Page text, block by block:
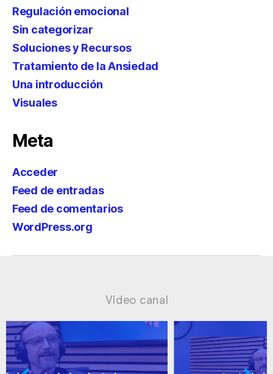
Regulación emocional
Sin categorizar
Soluciones y Recursos
Tratamiento de la Ansiedad
Una introducción
Visuales
Meta
Acceder
Feed de entradas
Feed de comentarios
WordPress.org
Vídeo canal